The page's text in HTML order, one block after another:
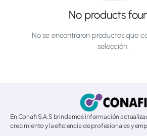
No products
No se encontraron productos que
selección.
En Conafi S.A.S brindamos información
crecimiento y la eficiencia de profesionales y